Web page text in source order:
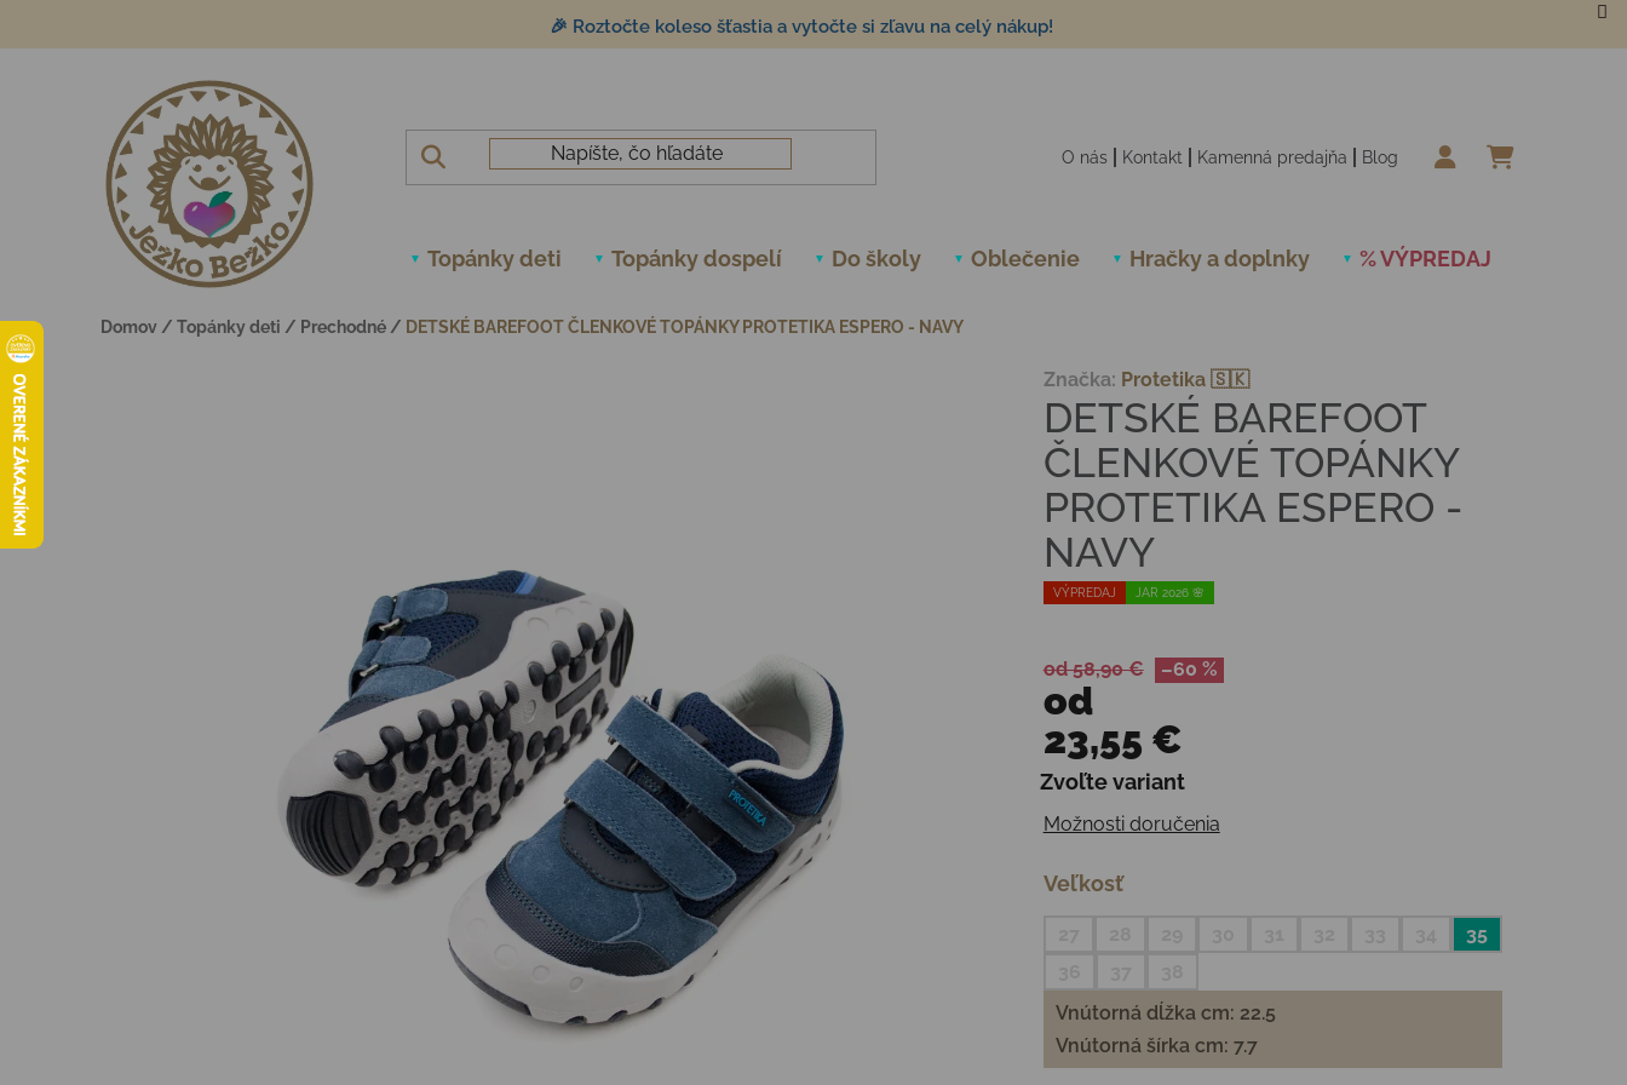
🎉 Roztočte koleso šťastia a vytočte si zľavu na celý nákup!
O nás Kontakt Kamenná predajňa Blog
Topánky deti Topánky dospelí Do školy Oblečenie Hračky a doplnky % VÝPREDAJ
Domov / Topánky deti / Prechodné / DETSKÉ BAREFOOT ČLENKOVÉ TOPÁNKY PROTETIKA ESPERO - NAVY
VÝPREDAJ JAR 2026 🌸
DETSKÉ BAREFOOT
ČLENKOVÉ TOPÁNKY
PROTETIKA ESPERO -
NAVY
Značka: Protetika 🇸🇰
od 58,90 € –60 %
od
23,55 €
Jednotková cena:
Zvoľte variant
Možnosti doručenia
Veľkosť
35
Vnútorná dĺžka cm: 22.5
Vnútorná šírka cm: 7.7